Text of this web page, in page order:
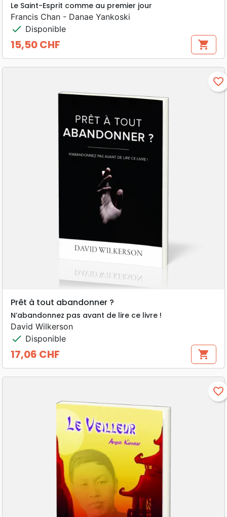
Le Saint-Esprit comme au premier jour
Francis Chan - Danae Yankoski
check Disponible
Prix
15,50 CHF shopping_cart
favorite_border
Prêt à tout abandonner ?
N’abandonnez pas avant de lire ce livre !
David Wilkerson
check Disponible
Prix
17,06 CHF shopping_cart
favorite_border